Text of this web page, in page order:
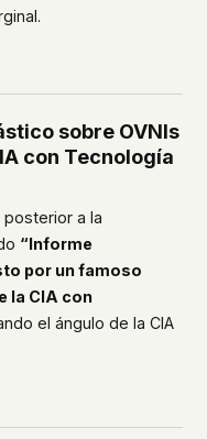
sobre OVNIs
con Tecnología
a la
“Informe
por un famoso
la CIA con
el ángulo de la CIA